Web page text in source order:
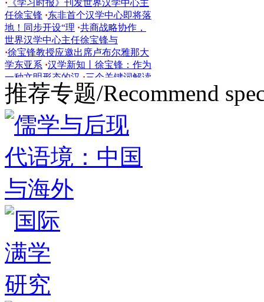
地！同步开设“理 ·共商战略协作，
世界汉学中心主任徐宝锋与
·徐宝锋教授应邀出席卢布尔雅那大
学东亚系 ·汉学新知丨徐宝锋：作为
一种文明形态的汉 ·三个关键词解读
汉学发展现状，中国新闻社 ·徐宝锋
教授应邀出席2026哈佛肯尼迪中国
论 ·徐宝锋教授应邀在哈佛大学肯尼
迪政府学院
将召开，徐宝锋教授 ·徐宝锋教授对
话朗宓榭教授：汉学作为一种
报！徐宝锋教授主编《汉学概论》
入选
·丙辉烁旧，午骏迎新！世界汉
学中心与您共 ·印尼汉学中心启动｜
徐宝锋：印尼汉学发展
通海上丝路！印尼汉学中心揭牌
明互鉴视角下的经济特区新探
索：“中意 ·世界汉学中心新年献词
“学术资源”与“实践经验”的双向赋
能！ ·搭建文明互鉴新枢纽，世界汉
学国际出版中
坛 | 徐宝锋：发挥文学
报》头版刊登世界汉学中心主任徐
·《学习时报》刊发世界汉学中心主
推荐专题/Recommend